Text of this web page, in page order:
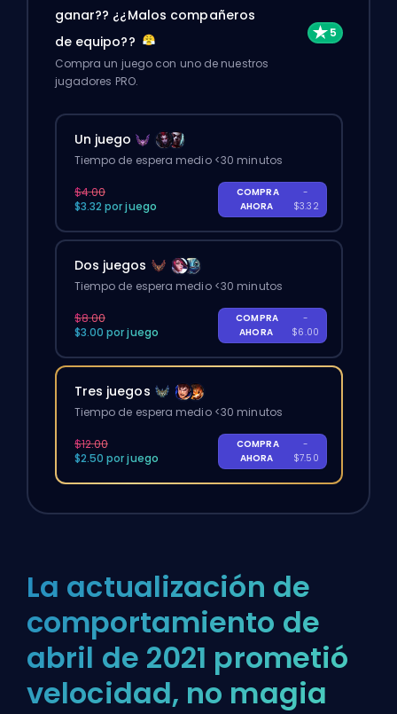
ganar?? ¿¿Malos compañeros
de equipo??
Compra un juego con uno de nuestros
jugadores PRO.
Un juego
Tiempo de espera medio <30 minutos
$4.00
$3.32 por juego
COMPRA
AHORA
-
$3.32
Dos juegos
Tiempo de espera medio <30 minutos
$8.00
$3.00 por juego
COMPRA
AHORA
-
$6.00
Tres juegos
Tiempo de espera medio <30 minutos
$12.00
$2.50 por juego
COMPRA
AHORA
-
$7.50
La actualización de
comportamiento de
abril de 2021 prometió
velocidad, no magia